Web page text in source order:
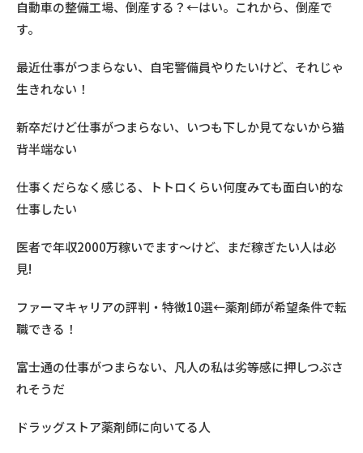
自動車の整備工場、倒産する？←はい。これから、倒産で
す。
最近仕事がつまらない、自宅警備員やりたいけど、それじゃ
生きれない！
新卒だけど仕事がつまらない、いつも下しか見てないから猫
背半端ない
仕事くだらなく感じる、トトロくらい何度みても面白い的な
仕事したい
医者で年収2000万稼いでます〜けど、まだ稼ぎたい人は必
見!
ファーマキャリアの評判・特徴10選←薬剤師が希望条件で転
職できる！
富士通の仕事がつまらない、凡人の私は劣等感に押しつぶさ
れそうだ
ドラッグストア薬剤師に向いてる人